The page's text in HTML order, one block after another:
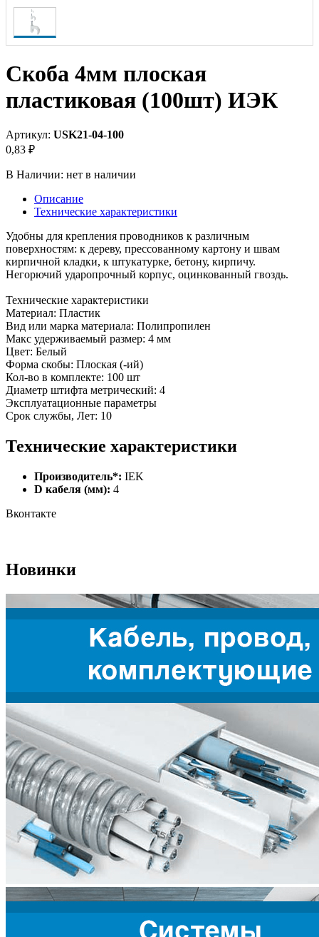
Скоба 4мм плоская
пластиковая (100шт) ИЭК
Артикул: USK21-04-100
0,83 ₽
В Наличии: нет в наличии
Описание
Технические характеристики
Удобны для крепления проводников к различным
поверхностям: к дереву, прессованному картону и швам
кирпичной кладки, к штукатурке, бетону, кирпичу.
Негорючий ударопрочный корпус, оцинкованный гвоздь.
Технические характеристики
Материал: Пластик
Вид или марка материала: Полипропилен
Макс удерживаемый размер: 4 мм
Цвет: Белый
Форма скобы: Плоская (-ий)
Кол-во в комплекте: 100 шт
Диаметр штифта метрический: 4
Эксплуатационные параметры
Срок службы, Лет: 10
Технические характеристики
Производитель*: IEK
D кабеля (мм): 4
Вконтакте
Новинки